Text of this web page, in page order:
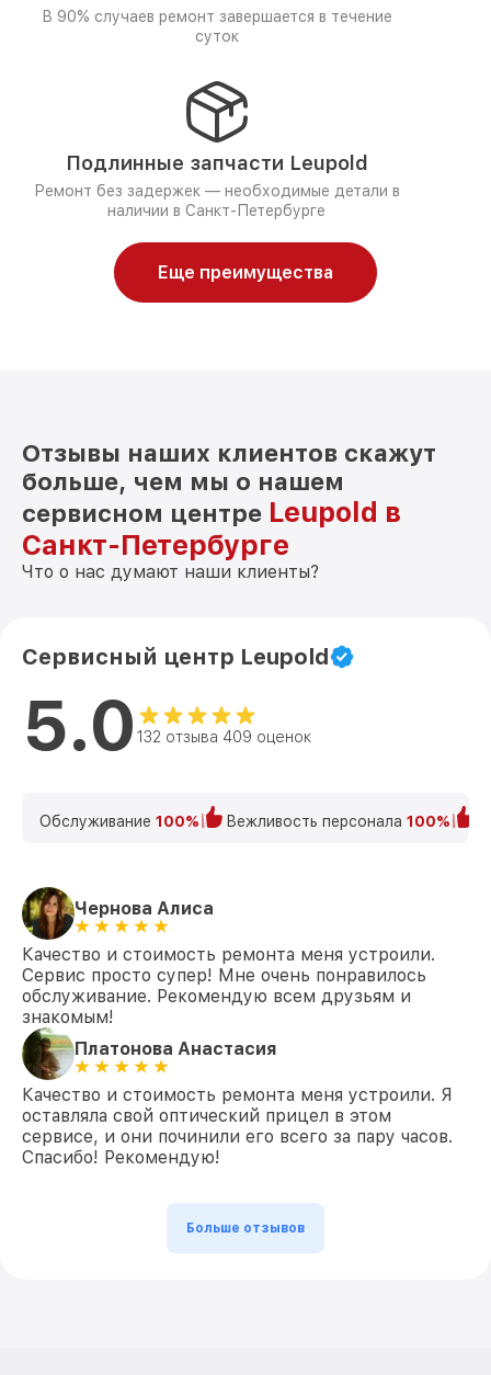
В 90% случаев ремонт завершается в течение
суток
Подлинные запчасти Leupold
Ремонт без задержек — необходимые детали в
наличии в Санкт-Петербурге
Еще преимущества
Отзывы наших клиентов скажут
больше, чем мы о нашем
сервисном центре Leupold в
Санкт-Петербурге
Что о нас думают наши клиенты?
Сервисный центр Leupold
5.0 132 отзыва 409 оценок
Обслуживание 100% Вежливость персонала 100%
Чернова Алиса
Качество и стоимость ремонта меня устроили.
Сервис просто супер! Мне очень понравилось
обслуживание. Рекомендую всем друзьям и
знакомым!
Платонова Анастасия
Качество и стоимость ремонта меня устроили. Я
оставляла свой оптический прицел в этом
сервисе, и они починили его всего за пару часов.
Спасибо! Рекомендую!
Больше отзывов